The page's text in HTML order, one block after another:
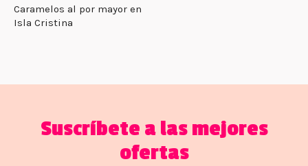
Caramelos al por mayor en
Isla Cristina
Suscríbete a las mejores
ofertas